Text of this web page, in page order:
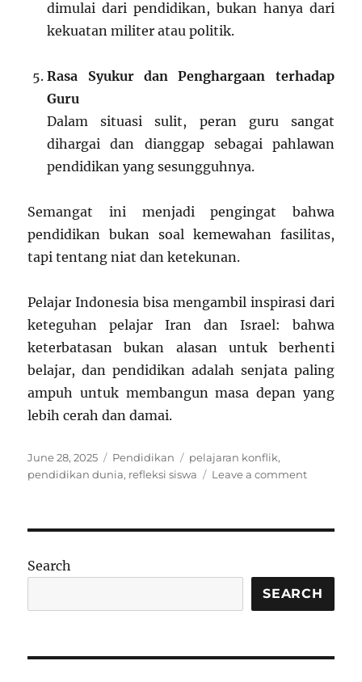
dimulai dari pendidikan, bukan hanya dari
kekuatan militer atau politik.
Rasa Syukur dan Penghargaan terhadap
Guru
Dalam situasi sulit, peran guru sangat
dihargai dan dianggap sebagai pahlawan
pendidikan yang sesungguhnya.
Semangat ini menjadi pengingat bahwa
pendidikan bukan soal kemewahan fasilitas,
tapi tentang niat dan ketekunan.
Pelajar Indonesia bisa mengambil inspirasi dari
keteguhan pelajar Iran dan Israel: bahwa
keterbatasan bukan alasan untuk berhenti
belajar, dan pendidikan adalah senjata paling
ampuh untuk membangun masa depan yang
lebih cerah dan damai.
Posted
on
June 28, 2025 Categories
Pendidikan Tags
pelajaran konflik,
pendidikan dunia, refleksi siswa Leave a commenton
Indonesia
dari
dan
Search
SEARCH